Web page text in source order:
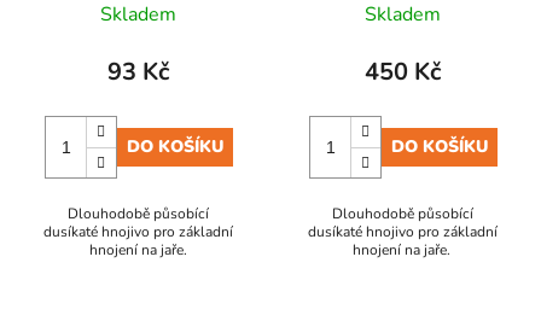
Skladem
93 Kč
DO KOŠÍKU
Dlouhodobě působící
dusíkaté hnojivo pro základní
hnojení na jaře.
Skladem
450 Kč
DO KOŠÍKU
Dlouhodobě působící
dusíkaté hnojivo pro základní
hnojení na jaře.